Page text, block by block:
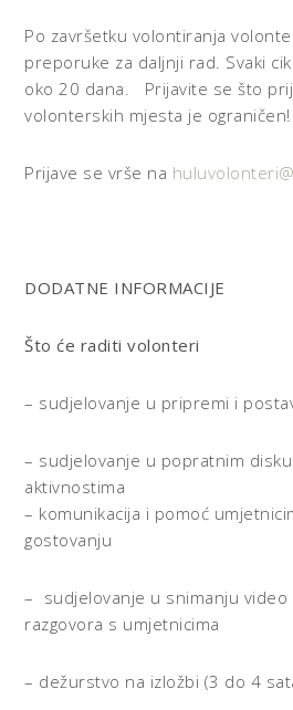
Po završetku volontiranja
preporuke za daljnji rad. Svaki
oko 20 dana. Prijavite se što
volonterskih mjesta je ograničen!
Prijave se vrše na
DODATNE INFORMACIJE
Što će raditi volonteri
– sudjelovanje u pripremi i
– sudjelovanje u popratnim
aktivnostima
– komunikacija i pomoć
gostovanju
– sudjelovanje u snimanju video
razgovora s umjetnicima
– dežurstvo na izložbi (3 do 4